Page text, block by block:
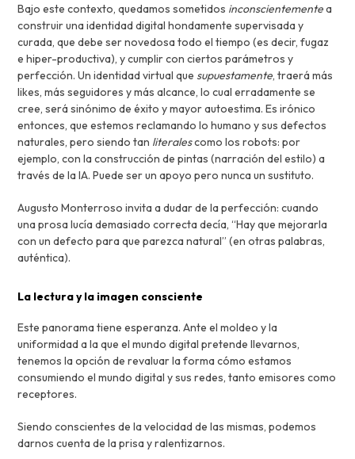
Bajo este contexto, quedamos sometidos inconscientementea
construir una identidad digital hondamente supervisada y
curada, que debe ser novedosa todo el tiempo (es decir, fugaz
e hiper-productiva), y cumplir con ciertos parámetros y
perfección. Un identidad virtual que supuestamente, traerá más
likes, más seguidores y más alcance, lo cual erradamente se
cree, será sinónimo de éxito y mayor autoestima. Es irónico
entonces, que estemos reclamando lo humano y sus defectos
naturales, pero siendo tan literalescomo los robots: por
ejemplo, con la construcción de pintas (narración del estilo) a
través de la IA. Puede ser un apoyo pero nunca un sustituto.
Augusto Monterroso invita a dudar de la perfección: cuando
una prosa lucía demasiado correcta decía, “Hay que mejorarla
con un defecto para que parezca natural” (en otras palabras,
auténtica).
La lectura y la imagen consciente
Este panorama tiene esperanza. Ante el moldeo y la
uniformidad a la que el mundo digital pretende llevarnos,
tenemos la opción de revaluar la forma cómo estamos
consumiendo el mundo digital y sus redes, tanto emisores como
receptores.
Siendo conscientes de la velocidad de las mismas, podemos
darnos cuenta de la prisa y ralentizarnos.